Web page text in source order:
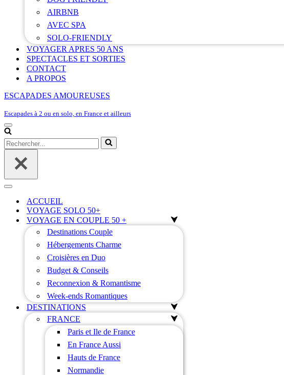
AIRBNB
AVEC SPA
SOLO-FRIENDLY
VOYAGER APRES 50 ANS
SPECTACLES ET SORTIES
CONTACT
A PROPOS
ESCAPADES AMOUREUSES
Escapades à 2 ou en solo, en France et ailleurs
Menu
de
navigation
Rechercher...
Menu
navigationACCUEIL
VOYAGE SOLO 50+
VOYAGE EN COUPLE 50 +
Destinations Couple
Hébergements Charme
Croisières en Duo
Budget & Conseils
Reconnexion & Romantisme
Week-ends Romantiques
DESTINATIONS
FRANCE
Paris et Ile de France
En France Aussi
Hauts de France
Normandie